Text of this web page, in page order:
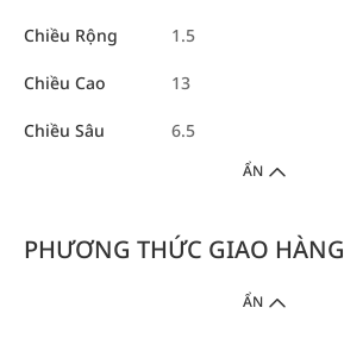
Chiều Rộng 1.5
Chiều Cao 13
Chiều Sâu 6.5
ẨN
PHƯƠNG THỨC GIAO HÀNG
ẨN